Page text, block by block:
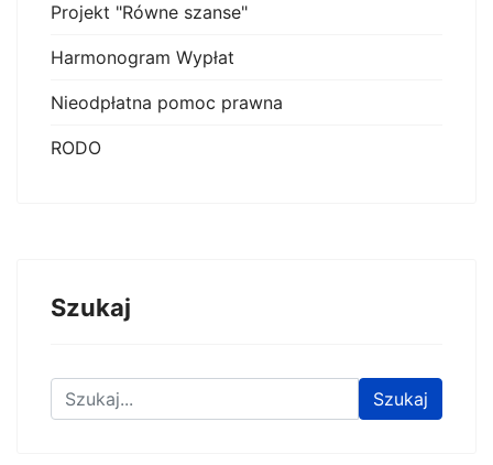
Projekt "Równe szanse"
Harmonogram Wypłat
Nieodpłatna pomoc prawna
RODO
Szukaj
Znajdź na stronie Szukaj